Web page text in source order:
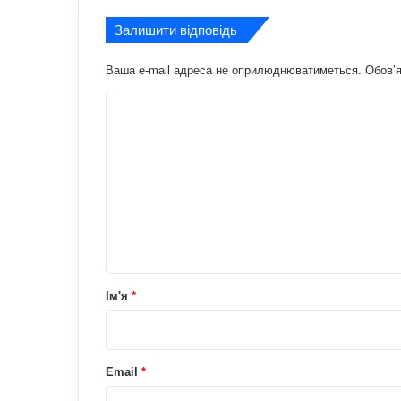
Залишити відповідь
Ваша e-mail адреса не оприлюднюватиметься.
рІм'я *
Email *